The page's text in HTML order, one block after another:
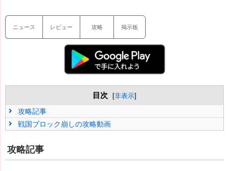
ニュース レビュー 攻略 掲示板
目次 [非表示]
攻略記事
戦国ブロック崩しの攻略動画
攻略記事